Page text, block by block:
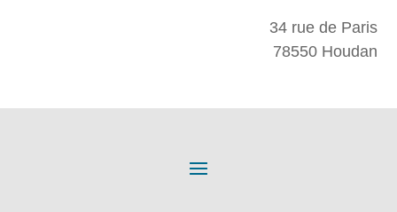
34 rue de Paris
78550 Houdan